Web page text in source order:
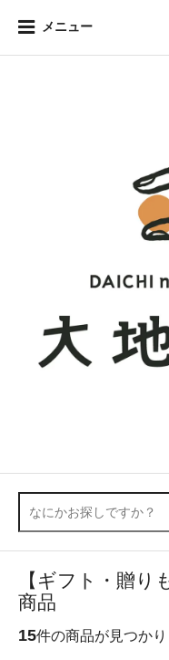
メニュー
【ギフト・贈り
商品
15件の商品が見つか